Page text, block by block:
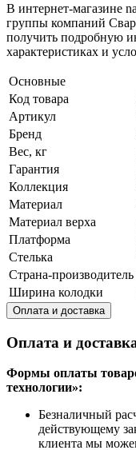
В интернет-магазине
группы компаний
получить подробную
характеристиках и
Основные
Код товара
Артикул
Бренд
Вес, кг
Гарантия
Коллекция
Материал
Материал верха
Платформа
Стелька
Страна-производитель
Ширина колодки
Оплата и доставка
Оплата и
Формы оплаты
технологии»:
Безналичный
действующему
клиента мы